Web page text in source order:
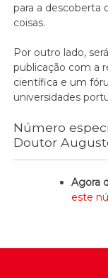
para a descoberta
coisas.
Por outro lado,
publicação com a
científica e um
universidades
Número
Doutor
Agora
este